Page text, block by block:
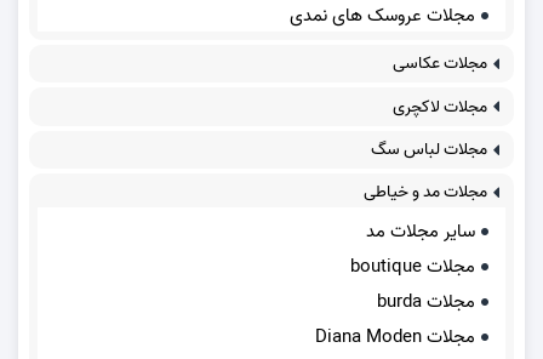
مجلات عروسک های نمدی
مجلات عکاسی
مجلات لاکچری
مجلات لباس سگ
مجلات مد و خیاطی
سایر مجلات مد
مجلات boutique
مجلات burda
مجلات Diana Moden